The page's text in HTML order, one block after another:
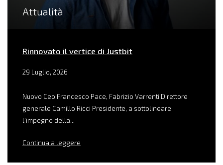
Attualità
Rinnovato il vertice di Justbit
29 Luglio, 2026
Nuovo Ceo Francesco Pace, Fabrizio Varrenti Direttore
generale Camillo Ricci Presidente, a sottolineare
l’impegno della...
Continua a leggere